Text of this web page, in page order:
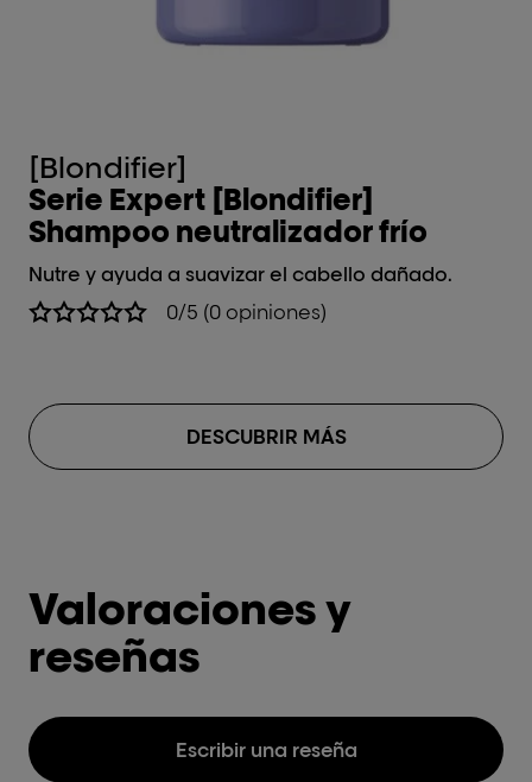
[Blondifier]
Serie Expert [Blondifier]
Shampoo neutralizador frío
Nutre y ayuda a suavizar el cabello dañado.
0/5 (0 opiniones)
DESCUBRIR MÁS
Valoraciones y
reseñas
Escribir una reseña